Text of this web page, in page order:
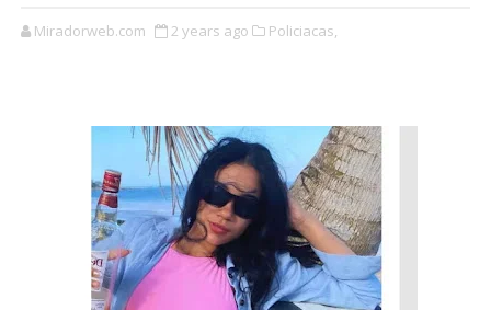
Miradorweb.com 2 years ago Policiacas,